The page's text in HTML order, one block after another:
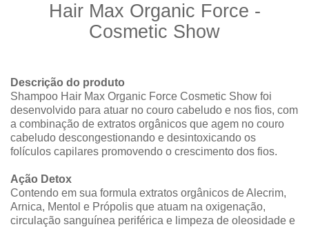
Hair Max Organic Force -
Cosmetic Show
Descrição do produto
Shampoo Hair Max Organic Force Cosmetic Show foi
desenvolvido para atuar no couro cabeludo e nos fios, com
a combinação de extratos orgânicos que agem no couro
cabeludo descongestionando e desintoxicando os
folículos capilares promovendo o crescimento dos fios.
Ação Detox
Contendo em sua formula extratos orgânicos de Alecrim,
Arnica, Mentol e Própolis que atuam na oxigenação,
circulação sanguínea periférica e limpeza de oleosidade e